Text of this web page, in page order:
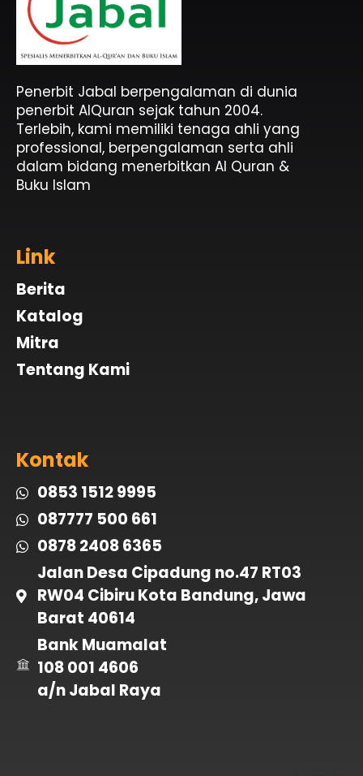
Penerbit Jabal berpengalaman di dunia
penerbit AlQuran sejak tahun 2004.
Terlebih, kami memiliki tenaga ahli yang
professional, berpengalaman serta ahli
dalam bidang menerbitkan Al Quran &
Buku Islam
Link
Berita
Katalog
Mitra
Tentang Kami
Kontak
0853 1512 9995
087777 500 661
0878 2408 6365
Jalan Desa Cipadung no.47 RT03
RW04 Cibiru Kota Bandung, Jawa
Barat 40614
Bank Muamalat
108 001 4606
a/n Jabal Raya